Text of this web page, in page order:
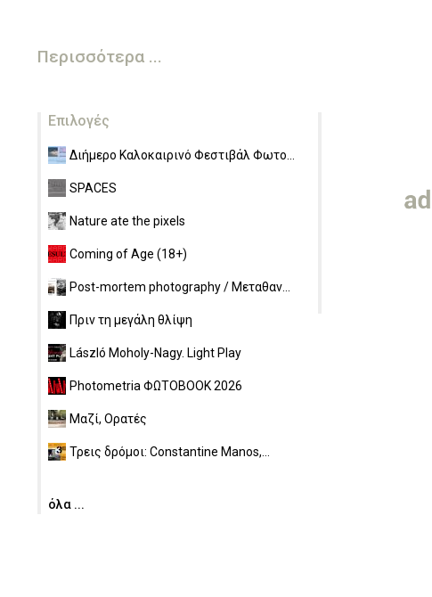
Περισσότερα ...
Επιλογές
Διήμερο Καλοκαιρινό Φεστιβάλ Φωτο...
SPACES
Nature ate the pixels
Coming of Age (18+)
Post-mortem photography / Μεταθαν...
Πριν τη μεγάλη θλίψη
László Moholy-Nagy. Light Play
Photometria ΦΩΤΟBOOK 2026
Μαζί, Ορατές
Τρεις δρόμοι: Constantine Manos,...
όλα ...